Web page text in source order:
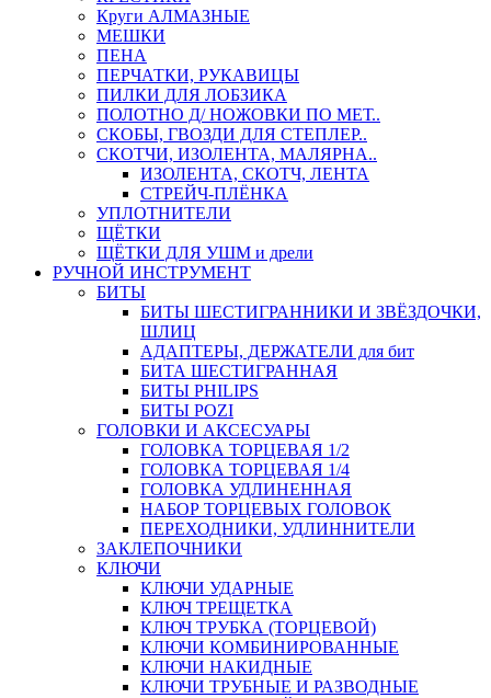
Круги АЛМАЗНЫЕ
МЕШКИ
ПЕНА
ПЕРЧАТКИ, РУКАВИЦЫ
ПИЛКИ ДЛЯ ЛОБЗИКА
ПОЛОТНО Д/ НОЖОВКИ ПО МЕТ..
СКОБЫ, ГВОЗДИ ДЛЯ СТЕПЛЕР..
СКОТЧИ, ИЗОЛЕНТА, МАЛЯРНА..
ИЗОЛЕНТА, СКОТЧ, ЛЕНТА
СТРЕЙЧ-ПЛЁНКА
УПЛОТНИТЕЛИ
ЩЁТКИ
ЩЁТКИ ДЛЯ УШМ и дрели
РУЧНОЙ ИНСТРУМЕНТ
БИТЫ
БИТЫ ШЕСТИГРАННИКИ И ЗВЁЗДОЧКИ,
ШЛИЦ
АДАПТЕРЫ, ДЕРЖАТЕЛИ для бит
БИТА ШЕСТИГРАННАЯ
БИТЫ PHILIPS
БИТЫ POZI
ГОЛОВКИ И АКСЕСУАРЫ
ГОЛОВКА ТОРЦЕВАЯ 1/2
ГОЛОВКА ТОРЦЕВАЯ 1/4
ГОЛОВКА УДЛИНЕННАЯ
НАБОР ТОРЦЕВЫХ ГОЛОВОК
ПЕРЕХОДНИКИ, УДЛИННИТЕЛИ
ЗАКЛЕПОЧНИКИ
КЛЮЧИ
КЛЮЧИ УДАРНЫЕ
КЛЮЧ ТРЕЩЕТКА
КЛЮЧ ТРУБКА (ТОРЦЕВОЙ)
КЛЮЧИ КОМБИНИРОВАННЫЕ
КЛЮЧИ НАКИДНЫЕ
КЛЮЧИ ТРУБНЫЕ И РАЗВОДНЫЕ